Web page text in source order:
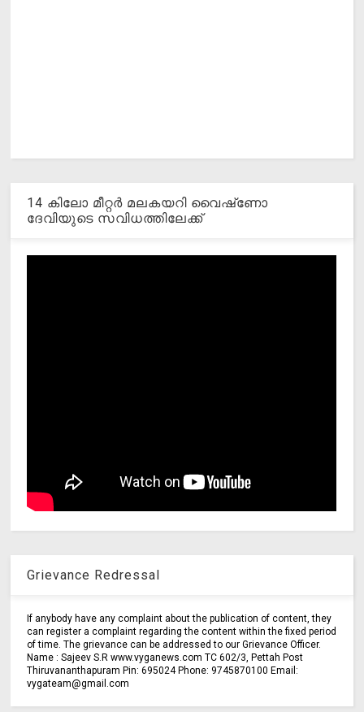
14 കിലോ മീറ്റര്‍ മലകയറി വൈഷ്‌ണോ
ദേവിയുടെ സവിധത്തിലേക്ക്
Grievance Redressal
If anybody have any complaint about the publication of content, they
can register a complaint regarding the content within the fixed period
of time. The grievance can be addressed to our Grievance Officer.
Name : Sajeev S.R www.vyganews.com TC 602/3, Pettah Post
Thiruvananthapuram Pin: 695024 Phone: 9745870100 Email:
vygateam@gmail.com